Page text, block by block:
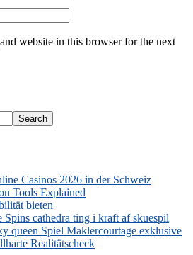
website in this browser for the next
Search
Casinos 2026 in der Schweiz
Tools Explained
bieten
cathedra ting i kraft af skuespil
queen Spiel Maklercourtage exklusive
Realitätscheck